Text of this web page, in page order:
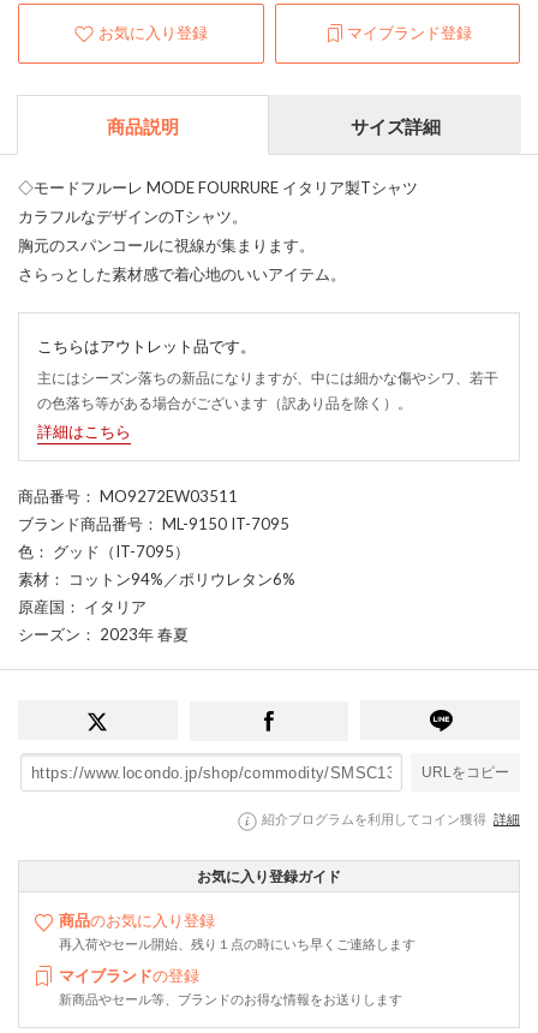
お気に入り登録 マイブランド登録
商品説明 サイズ詳細
◇モードフルーレ MODE FOURRURE イタリア製Tシャツ
カラフルなデザインのTシャツ。
胸元のスパンコールに視線が集まります。
さらっとした素材感で着心地のいいアイテム。
こちらはアウトレット品です。
主にはシーズン落ちの新品になりますが、中には細かな傷やシワ、若干
の色落ち等がある場合がございます（訳あり品を除く）。
詳細はこちら
商品番号 ： MO9272EW03511
ブランド商品番号 ： ML-9150 IT-7095
色 ： グッド（IT-7095）
素材 ： コットン94%／ポリウレタン6%
原産国 ： イタリア
シーズン ： 2023年 春夏
URLをコピー
紹介プログラムを利用してコイン獲得 詳細
お気に入り登録ガイド
商品のお気に入り登録
再入荷やセール開始、残り１点の時にいち早くご連絡します
マイブランドの登録
新商品やセール等、ブランドのお得な情報をお送りします